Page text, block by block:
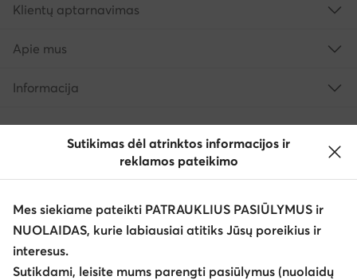
Klientų aptarnavimas
Apie mus
Informacija
Sutikimas dėl atrinktos informacijos ir
reklamos pateikimo
Mes siekiame pateikti PATRAUKLIUS PASIŪLYMUS ir
NUOLAIDAS, kurie labiausiai atitiks Jūsų poreikius ir
interesus.
Sutikdami, leisite mums parengti pasiūlymus (nuolaidų